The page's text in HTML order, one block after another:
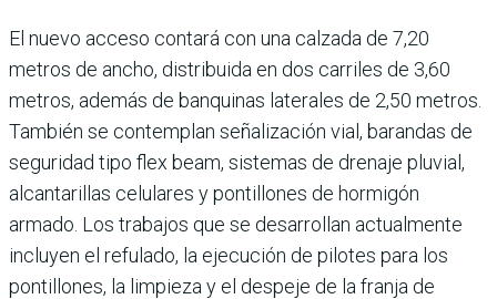
El nuevo acceso contará con una calzada de 7,20
metros de ancho, distribuida en dos carriles de 3,60
metros, ade­más de banquinas laterales de 2,50 metros.
También se contemplan señalización vial, barandas de
seguridad tipo flex beam, sistemas de drenaje pluvial,
alcantarillas celula­res y pontillones de hormigón
armado. Los trabajos que se desarrollan actualmente
incluyen el refulado, la ejecu­ción de pilotes para los
pon­tillones, la limpieza y el des­peje de la franja de